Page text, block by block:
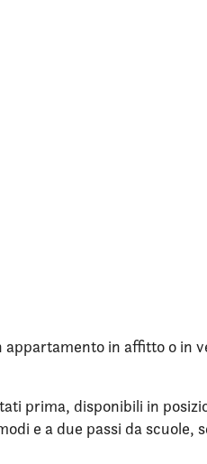
in affitto o in
prima, disponibili in
e a due passi da scuole,